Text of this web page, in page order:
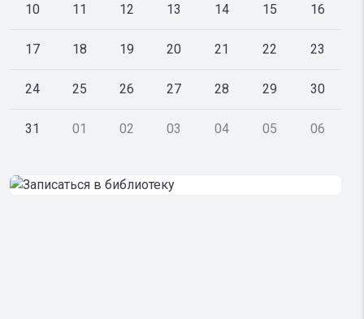
10 11 12 13 14 15 16
17 18 19 20 21 22 23
24 25 26 27 28 29 30
31 01 02 03 04 05 06